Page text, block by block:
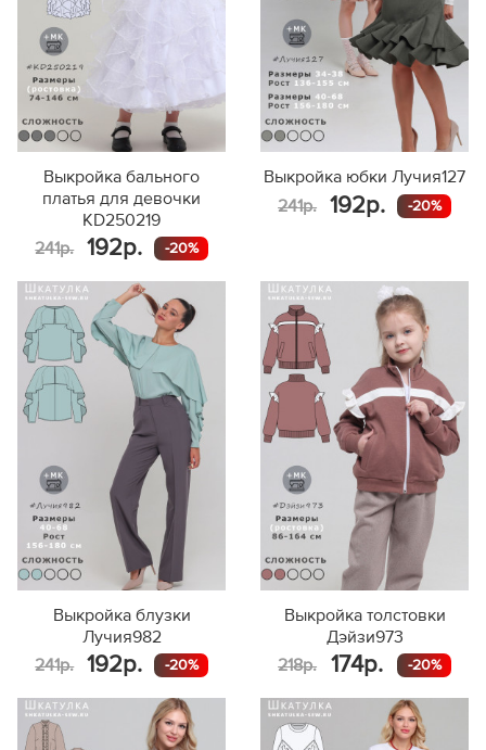
Выкройка бального
платья для девочки
KD250219
241р.
192р. -20%
Выкройка юбки Лучия127
241р.
192р. -20%
Выкройка блузки
Лучия982
241р.
192р. -20%
Выкройка толстовки
Дэйзи973
218р.
174р. -20%